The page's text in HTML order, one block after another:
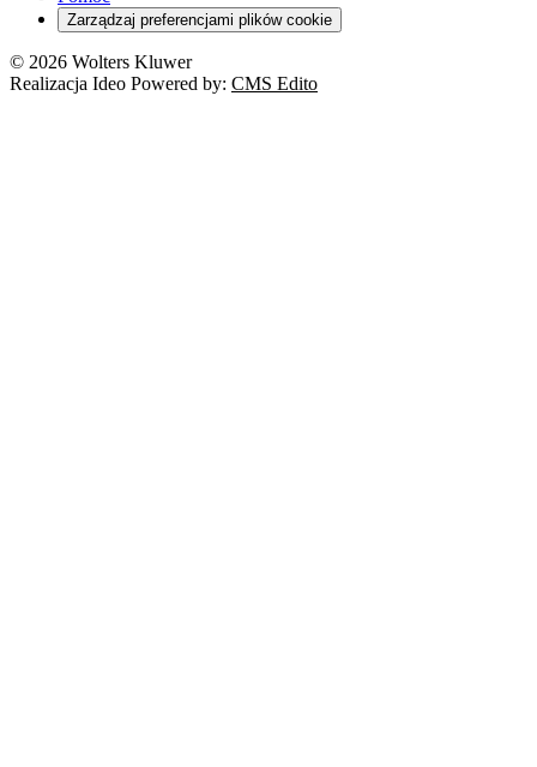
Zarządzaj preferencjami plików cookie
© 2026 Wolters Kluwer
Realizacja Ideo Powered by: CMS Edito